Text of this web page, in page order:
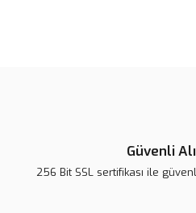
Güvenli
256 Bit SSL sertifikası ile